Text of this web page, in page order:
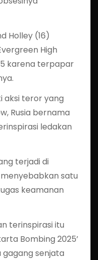
Holley (16)
High
karena terpapar
aksi teror yang
Rusia bernama
ledakan
terjadi di
menyebabkan satu
keamanan
terinspirasi itu
Bombing 2025’
gagang senjata